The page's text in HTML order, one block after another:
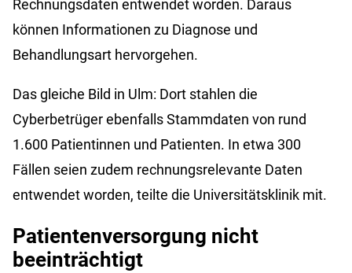
Rechnungsdaten entwendet worden. Daraus
können Informationen zu Diagnose und
Behandlungsart hervorgehen.
Das gleiche Bild in Ulm: Dort stahlen die
Cyberbetrüger ebenfalls Stammdaten von rund
1.600 Patientinnen und Patienten. In etwa 300
Fällen seien zudem rechnungsrelevante Daten
entwendet worden, teilte die Universitätsklinik mit.
Patientenversorgung nicht
beeinträchtigt